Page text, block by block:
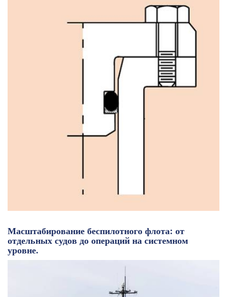
Масштабирование беспилотного флота: от
отдельных судов до операций на системном
уровне.